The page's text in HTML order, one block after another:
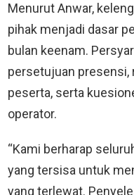
Menurut Anwar,
pihak menjadi dasar
bulan keenam.
persetujuan presensi,
peserta, serta
operator.
“Kami berharap
yang tersisa untuk
yang terlewat.